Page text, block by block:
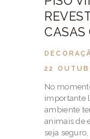
CASAS
22
No
importante
ambiente
animais de
seja